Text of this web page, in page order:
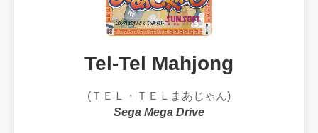
Tel-Tel Mahjong
(ＴＥＬ・ＴＥＬまあじゃん)
Sega Mega Drive